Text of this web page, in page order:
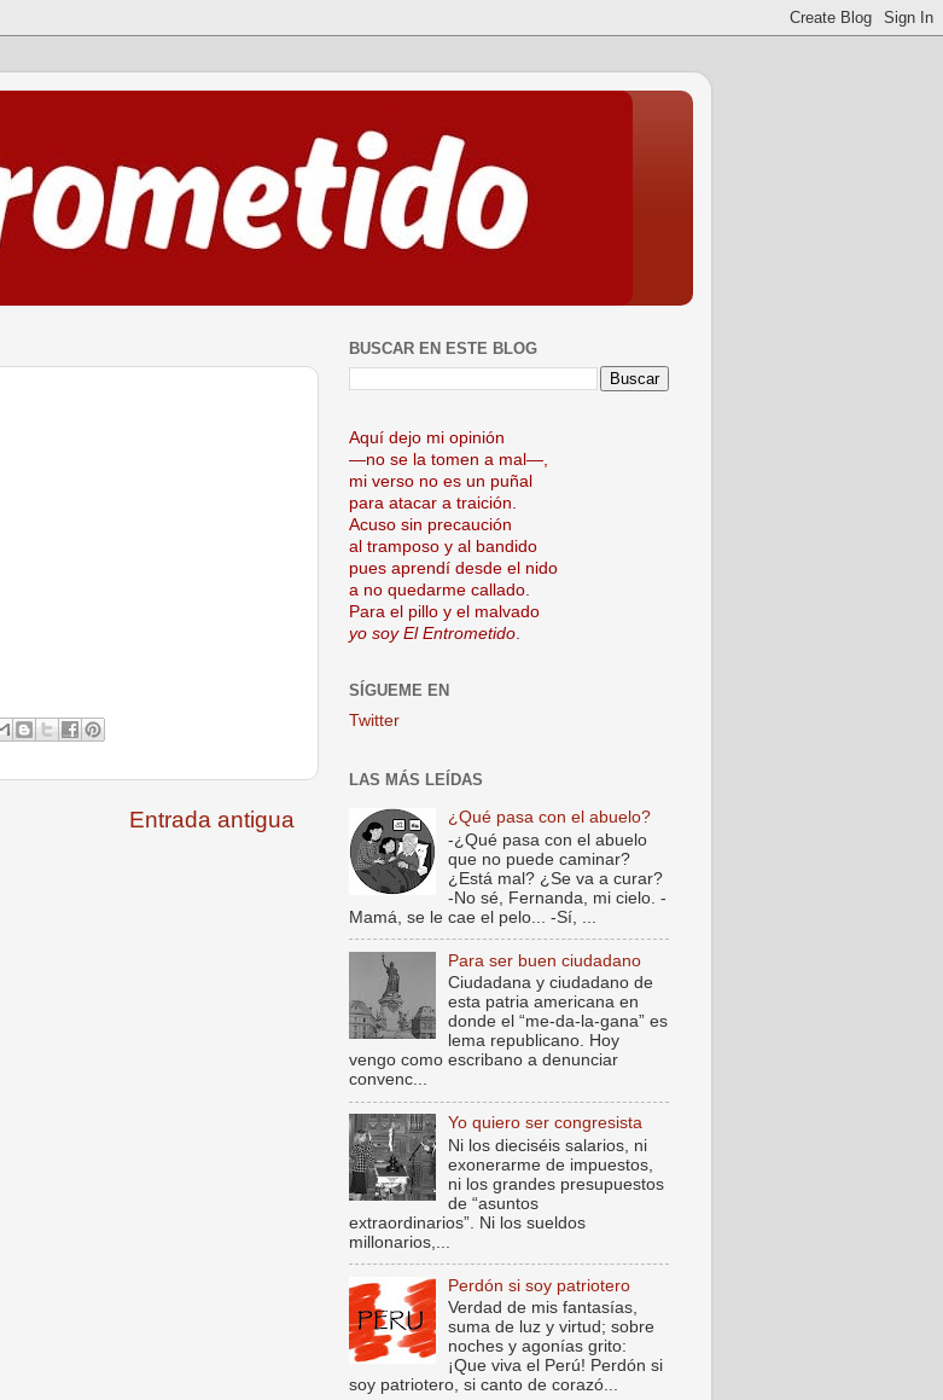
Entrada antigua
BUSCAR EN ESTE BLOG
Aquí dejo mi opinión
—no se la tomen a mal—,
mi verso no es un puñal
para atacar a traición.
Acuso sin precaución
al tramposo y al bandido
pues aprendí desde el nido
a no quedarme callado.
Para el pillo y el malvado
yo soy El Entrometido
SÍGUEME EN
Twitter
LAS MÁS LEÍDAS
¿Qué pasa con el abuelo?
-¿Qué pasa con el abuelo
que no puede caminar?
¿Está mal? ¿Se va a curar?
-No sé, Fernanda, mi cielo. -
Mamá, se le cae el pelo... -Sí, ...
Para ser buen ciudadano
Ciudadana y ciudadano de
esta patria americana en
donde el “me-da-la-gana” es
lema republicano. Hoy
vengo como escribano a denunciar
convenc...
Yo quiero ser congresista
Ni los dieciséis salarios, ni
exonerarme de impuestos,
ni los grandes presupuestos
de “asuntos
extraordinarios”. Ni los sueldos
millonarios,...
Perdón si soy patriotero
Verdad de mis fantasías,
suma de luz y virtud; sobre
noches y agonías grito:
¡Que viva el Perú! Perdón si
soy patriotero, si canto de corazó...